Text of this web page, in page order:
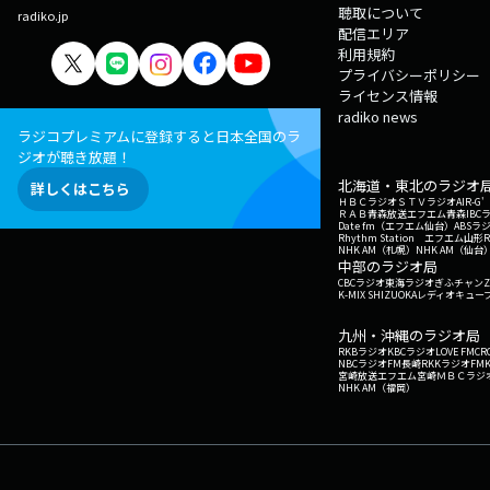
radiko.jp
ラジコプレミアムに登録すると日本全国のラ
ジオが聴き放題！
詳しくはこちら
聴取について
配信エリア
利用規約
プライバシーポリシー
ライセンス情報
radiko news
北海道・東北のラジオ
ＨＢＣラジオＳＴＶラジオAIR-G'
ＲＡＢ青森放送エフエム青森IBC
Date fm（エフエム仙台） ABSラ
Rhythm Station エフエム山形
NHK AM（札幌） NHK AM（仙台
中部のラジオ局
CBCラジオ東海ラジオぎふチャン
K-MIX SHIZUOKAレディオキュー
九州・沖縄のラジオ局
RKBラジオKBCラジオLOVE FM
NBCラジオFM長崎RKKラジオ
宮崎放送エフエム宮崎ＭＢＣラジ
NHK AM（福岡）